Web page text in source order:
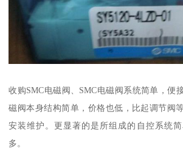
收购SMC电磁阀、SMC电磁阀系统简单，便
磁阀本身结构简单，价格也低，比起调节阀
安装维护。更显著的是所组成的自控系统
多。